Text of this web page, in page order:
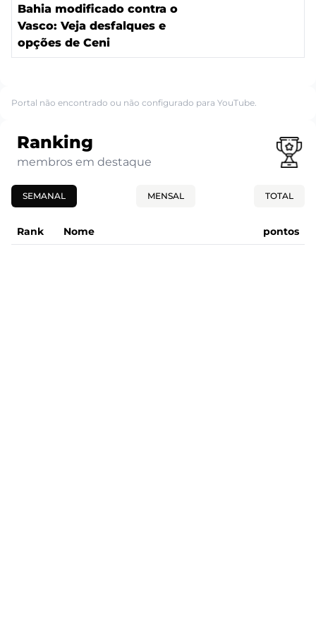
Bahia modificado contra o
Vasco: Veja desfalques e
opções de Ceni
Portal não encontrado ou não configurado para YouTube.
Ranking
membros em destaque
SEMANAL MENSAL TOTAL
Rank Nome pontos